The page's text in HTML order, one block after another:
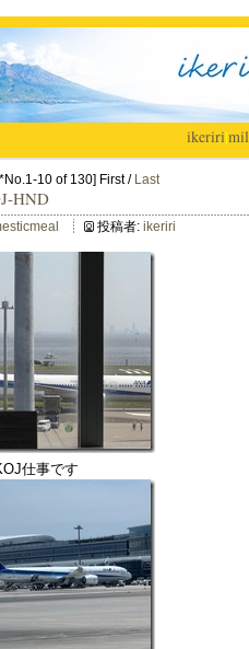
ikeriri|
10 of 130] First / Last
HND
投稿者: ikeriri
仕事です